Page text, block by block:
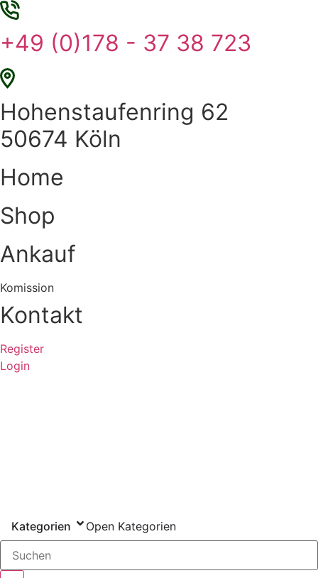
Zum
springen
+49 (0)178 - 37 38 723
Hohenstaufenring 62
50674 Köln
Home
Shop
Ankauf
Komission
Kontakt
Register
Login
Kategorien
Open Kategorien
Search